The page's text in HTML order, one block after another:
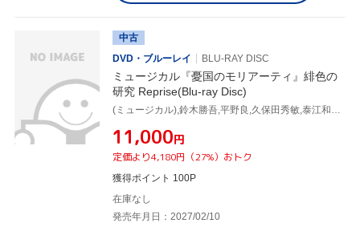
中古
DVD・ブルーレイ
BLU-RAY DISC
ミュージカル『憂国のモリアーティ』緋色の
研究 Reprise(Blu-ray Disc)
(ミュージカル),鈴木勝吾,平野良,久保田秀敏,泰江和明,山本一慶,三好輝,ただすけ
¥11,000円
定価より4,180円（27%）おトク
獲得ポイント 100P
在庫なし
発売年月日：2027/02/10